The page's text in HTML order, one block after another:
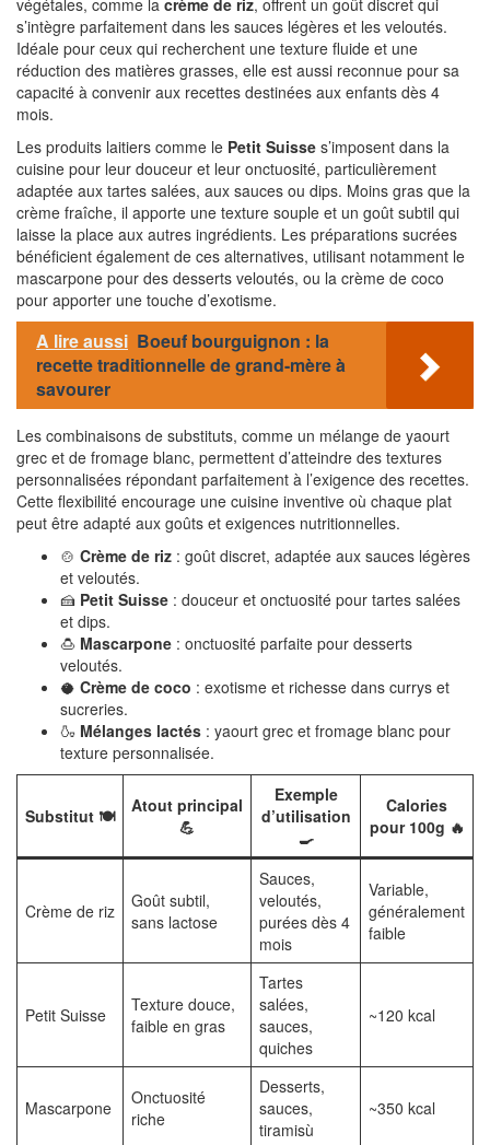
végétales, comme la crème de riz, offrent un goût discret qui
s’intègre parfaitement dans les sauces légères et les veloutés.
Idéale pour ceux qui recherchent une texture fluide et une
réduction des matières grasses, elle est aussi reconnue pour sa
capacité à convenir aux recettes destinées aux enfants dès 4
mois.
Les produits laitiers comme le Petit Suisse s’imposent dans la
cuisine pour leur douceur et leur onctuosité, particulièrement
adaptée aux tartes salées, aux sauces ou dips. Moins gras que la
crème fraîche, il apporte une texture souple et un goût subtil qui
laisse la place aux autres ingrédients. Les préparations sucrées
bénéficient également de ces alternatives, utilisant notamment le
mascarpone pour des desserts veloutés, ou la crème de coco
pour apporter une touche d’exotisme.
A lire aussi Boeuf bourguignon : la
recette traditionnelle de grand-mère à
savourer
Les combinaisons de substituts, comme un mélange de yaourt
grec et de fromage blanc, permettent d’atteindre des textures
personnalisées répondant parfaitement à l’exigence des recettes.
Cette flexibilité encourage une cuisine inventive où chaque plat
peut être adapté aux goûts et exigences nutritionnelles.
🍲 Crème de riz : goût discret, adaptée aux sauces légères
et veloutés.
🍰 Petit Suisse : douceur et onctuosité pour tartes salées
et dips.
🍮 Mascarpone : onctuosité parfaite pour desserts
veloutés.
🥥 Crème de coco : exotisme et richesse dans currys et
sucreries.
🍶 Mélanges lactés : yaourt grec et fromage blanc pour
texture personnalisée.
Substitut 🍽️
Atout principal
💪
Exemple
d’utilisation
🍳
Calories
pour 100g 🔥
Crème de riz
Goût subtil,
sans lactose
Sauces,
veloutés,
purées dès 4
mois
Variable,
généralement
faible
Petit Suisse
Texture douce,
faible en gras
Tartes
salées,
sauces,
quiches
~120 kcal
Mascarpone
Onctuosité
riche
Desserts,
sauces,
tiramisù
~350 kcal